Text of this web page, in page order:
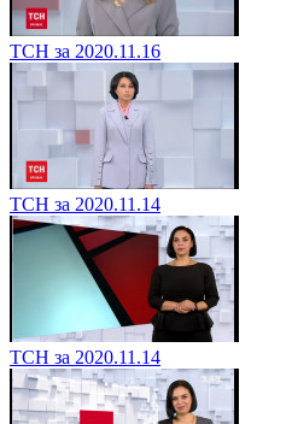
ТСН за 2020.11.16
ТСН за 2020.11.14
ТСН за 2020.11.14